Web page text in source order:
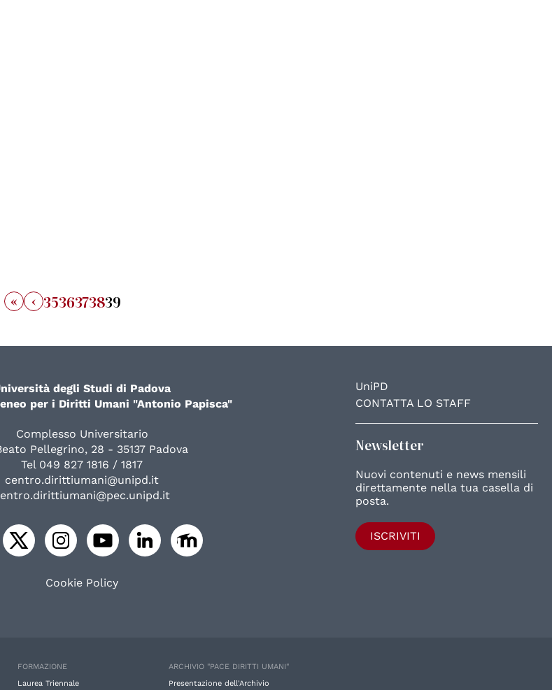
« ‹ 3536373839
UniPD
CONTATTA LO STAFF
Newsletter
Nuovi contenuti e news mensili
direttamente nella tua casella di
posta.
ISCRIVITI
degli Studi di Padova
per i Diritti Umani "Antonio Papisca"
Complesso Universitario
Pellegrino, 28 - 35137 Padova
Tel 049 827 1816 / 1817
centro.dirittiumani@unipd.it
Cookie Policy
FORMAZIONE
Laurea Triennale
ARCHIVIO "PACE DIRITTI UMANI"
Presentazione dell'Archivio